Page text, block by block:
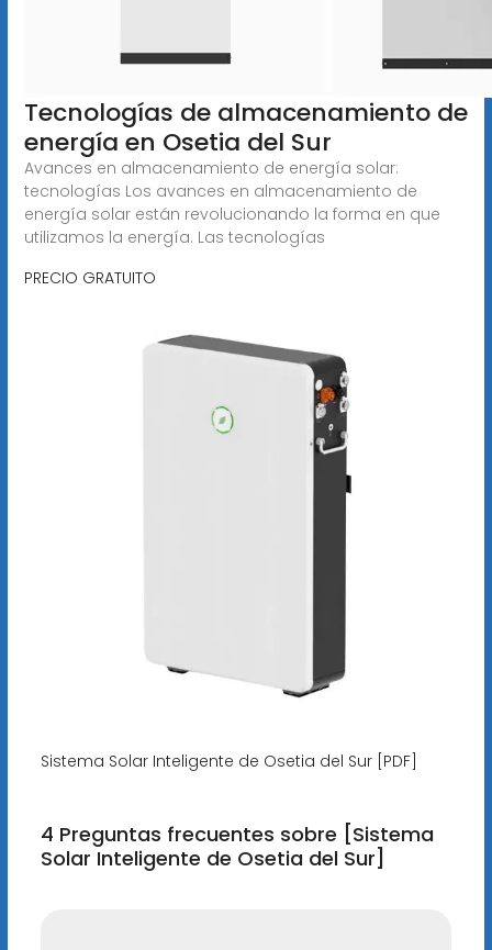
Tecnologías de almacenamiento de
energía en Osetia del Sur
Avances en almacenamiento de energía solar:
tecnologías Los avances en almacenamiento de
energía solar están revolucionando la forma en que
utilizamos la energía. Las tecnologías
PRECIO GRATUITO
Sistema Solar Inteligente de Osetia del Sur [PDF]
4 Preguntas frecuentes sobre [Sistema
Solar Inteligente de Osetia del Sur]